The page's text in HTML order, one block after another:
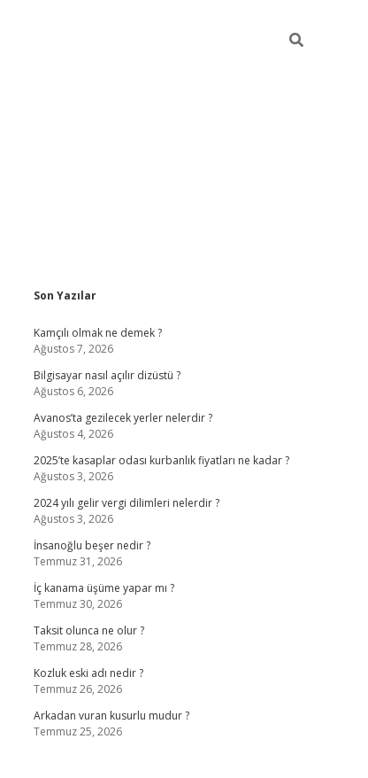
Sidebar
Son Yazılar
Kamçılı olmak ne demek ?
Ağustos 7, 2026
Bilgisayar nasıl açılır dizüstü ?
Ağustos 6, 2026
Avanos’ta gezilecek yerler nelerdir ?
Ağustos 4, 2026
2025’te kasaplar odası kurbanlık fiyatları ne kadar ?
Ağustos 3, 2026
2024 yılı gelir vergi dilimleri nelerdir ?
Ağustos 3, 2026
İnsanoğlu beşer nedir ?
Temmuz 31, 2026
İç kanama üşüme yapar mı ?
Temmuz 30, 2026
Taksit olunca ne olur ?
Temmuz 28, 2026
Kozluk eski adı nedir ?
Temmuz 26, 2026
Arkadan vuran kusurlu mudur ?
Temmuz 25, 2026